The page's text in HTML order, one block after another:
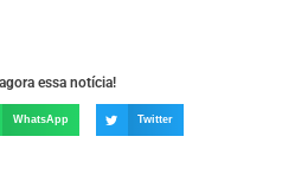
essa notícia!
WhatsApp Twitter